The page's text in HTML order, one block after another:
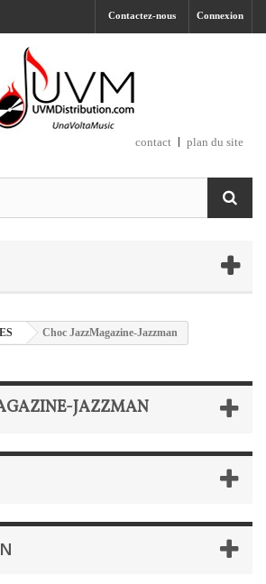
Connexion
Contactez-nous
contact plan du site
Choc JazzMagazine-Jazzman
JAZZMAN